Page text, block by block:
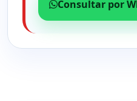
Consultar por